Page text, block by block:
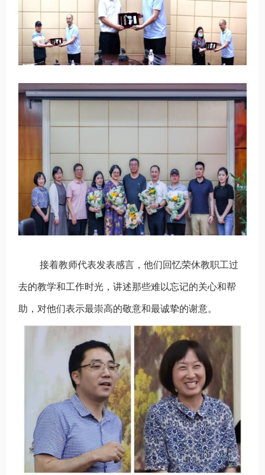
接着教师代表发表感言，他们回忆荣休教职工过
去的教学和工作时光，讲述那些难以忘记的关心和帮
助，对他们表示最崇高的敬意和最诚挚的谢意。